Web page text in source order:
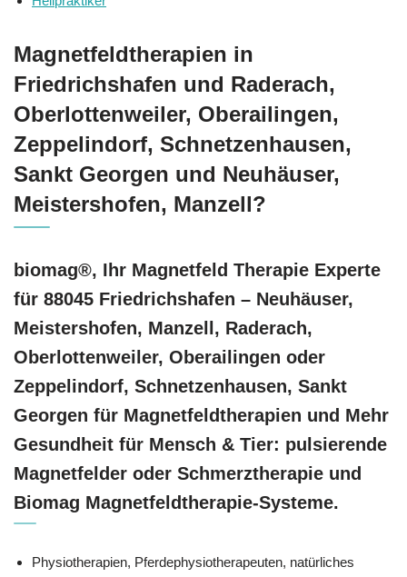
Magnetfeldtherapien in
Friedrichshafen und Raderach,
Oberlottenweiler, Oberailingen,
Zeppelindorf, Schnetzenhausen,
Sankt Georgen und Neuhäuser,
Meistershofen, Manzell?
biomag®, Ihr Magnetfeld Therapie Experte
für 88045 Friedrichshafen – Neuhäuser,
Meistershofen, Manzell, Raderach,
Oberlottenweiler, Oberailingen oder
Zeppelindorf, Schnetzenhausen, Sankt
Georgen für Magnetfeldtherapien und Mehr
Gesundheit für Mensch & Tier: pulsierende
Magnetfelder oder Schmerztherapie und
Biomag Magnetfeldtherapie-Systeme.
Physiotherapien, Pferdephysiotherapeuten, natürliches